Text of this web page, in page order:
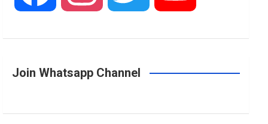
c
e
s
t
i
t
u
T
Join Whatsapp Channel